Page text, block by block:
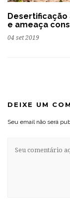
Desertificação
e ameaça
04 set 2019
DEIXE UM
Seu email não será